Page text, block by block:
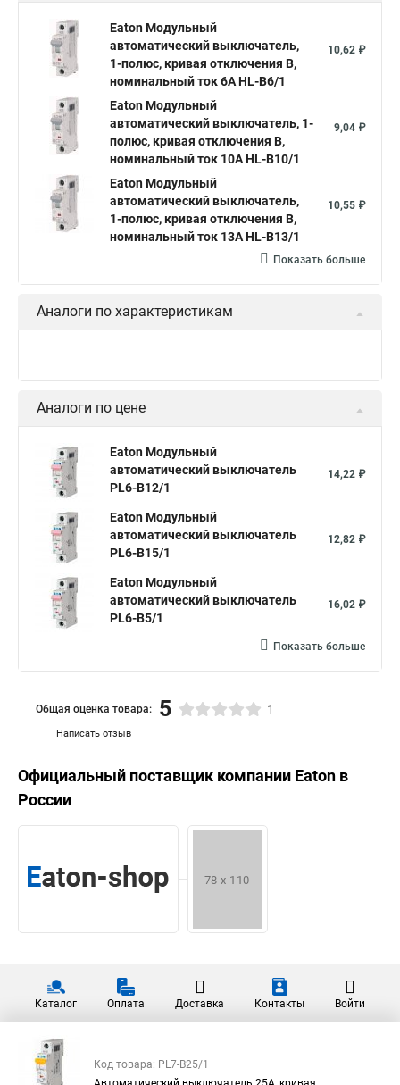
Eaton Модульный
автоматический выключатель,
1-полюс, кривая отключения B,
номинальный ток 6А HL-B6/1
10,62 ₽
Eaton Модульный
автоматический выключатель, 1-
полюс, кривая отключения B,
номинальный ток 10А HL-B10/1
9,04 ₽
Eaton Модульный
автоматический выключатель,
1-полюс, кривая отключения B,
номинальный ток 13А HL-B13/1
10,55 ₽
Показать больше
Аналоги по характеристикам
Аналоги по цене
Eaton Модульный
автоматический выключатель
PL6-B12/1
14,22 ₽
Eaton Модульный
автоматический выключатель
PL6-B15/1
12,82 ₽
Eaton Модульный
автоматический выключатель
PL6-B5/1
16,02 ₽
Показать больше
Написать отзыв
Общая оценка товара: 5 1
Официальный поставщик компании Eaton в
России
Каталог Оплата Доставка Контакты Войти
Код товара: PL7-B25/1